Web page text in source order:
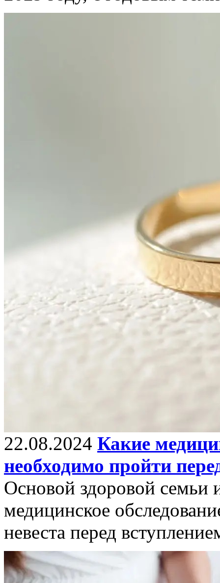
22.08.2024 Какие
необходимо пройти
Основой здоровой семьи
медицинское
невеста перед